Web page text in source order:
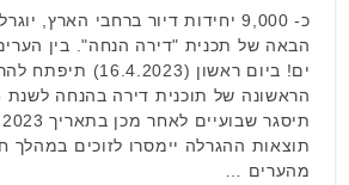
כ- 9,000 יחידות דיור ברחבי הארץ,
הבאה של תכנית "דירה הנחה". בין
ים! ביום ראשון
תוצאות ההגרלה יימסרו לזוכים במהלך
מהערים …